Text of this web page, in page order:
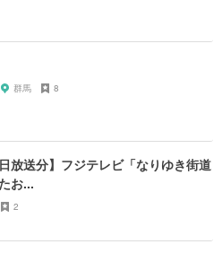
群馬 8
放送分】フジテレビ「なりゆき街道
お...
2